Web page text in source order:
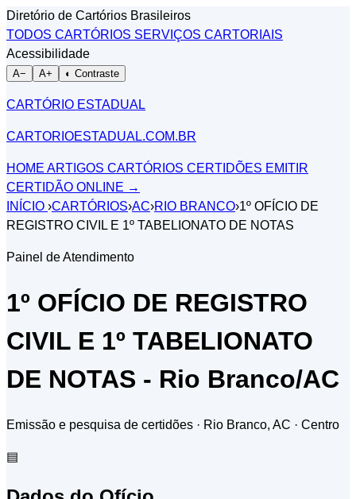
Diretório de Cartórios Brasileiros
TODOS CARTÓRIOS SERVIÇOS CARTORIAIS
Acessibilidade
A− A+ ◐ Contraste
CARTÓRIO ESTADUAL
CARTORIOESTADUAL.COM.BR
HOME ARTIGOS CARTÓRIOS CERTIDÕES EMITIR
CERTIDÃO ONLINE →
INÍCIO ›CARTÓRIOS›AC›RIO BRANCO›1º OFÍCIO DE
REGISTRO CIVIL E 1º TABELIONATO DE NOTAS
Painel de Atendimento
1º OFÍCIO DE REGISTRO
CIVIL E 1º TABELIONATO
DE NOTAS - Rio Branco/AC
Emissão e pesquisa de certidões · Rio Branco, AC · Centro
▤